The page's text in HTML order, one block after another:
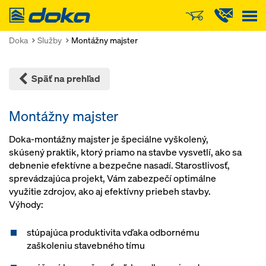
Doka
Doka Služby Montážny majster
Späť na prehľad
Montážny majster
Doka-montážny majster je špeciálne vyškolený,
skúsený praktik, ktorý priamo na stavbe vysvetlí, ako sa
debnenie efektívne a bezpečne nasadí. Starostlivosť,
sprevádzajúca projekt, Vám zabezpečí optimálne
využitie zdrojov, ako aj efektívny priebeh stavby.
Výhody:
stúpajúca produktivita vďaka odbornému
zaškoleniu stavebného tímu